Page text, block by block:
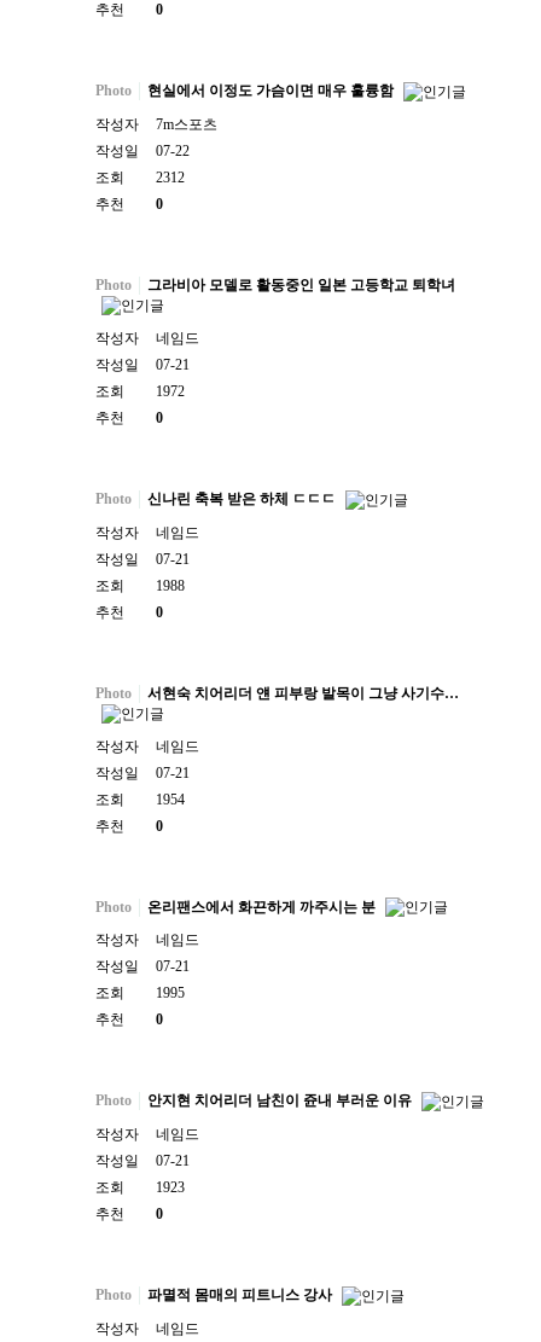
추천
0
Photo
현실에서 이정도 가슴이면 매우 훌륭함
작성자
7m스포츠
작성일
07-22
조회
2312
추천
0
Photo 그라비아 모델로 활동중인 일본 고등학교 퇴학녀
작성자
네임드
작성일
07-21
조회
1972
추천
0
Photo
신나린 축복 받은 하체 ㄷㄷㄷ
작성자
네임드
작성일
07-21
조회
1988
추천
0
Photo 서현숙 치어리더 얜 피부랑 발목이 그냥 사기수…
작성자
네임드
작성일
07-21
조회
1954
추천
0
Photo
온리팬스에서 화끈하게 까주시는 분
작성자
네임드
작성일
07-21
조회
1995
추천
0
Photo
안지현 치어리더 남친이 쥰내 부러운 이유
작성자
네임드
작성일
07-21
조회
1923
추천
0
Photo
파멸적 몸매의 피트니스 강사
작성자
네임드